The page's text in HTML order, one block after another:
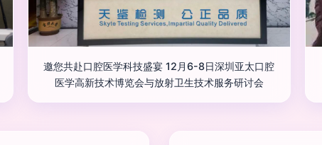
邀您共赴口腔医学科技盛宴 12月6-8日深圳亚太口腔
医学高新技术博览会与放射卫生技术服务研讨会